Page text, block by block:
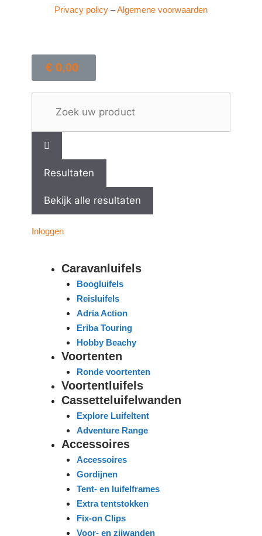
Privacy policy –Algemene voorwaarden
€ 0,00
Resultaten
Bekijk alle resultaten
Inloggen
Caravanluifels
Boogluifels
Reisluifels
Adria Action
Eriba Touring
Hobby Beachy
Voortenten
Ronde voortenten
Voortentluifels
Cassetteluifelwanden
Explore Luifeltent
Adventure Range
Accessoires
Accessoires
Gordijnen
Tent- en luifelframes
Extra tentstokken
Fix-on Clips
Voor- en zijwanden